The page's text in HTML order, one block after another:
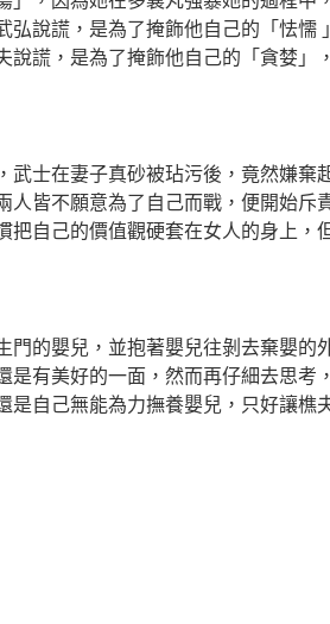
說謊，是為了掩飾他自己的「怯
謊，是為了掩飾他自己的「貪婪
武士在妻子真砂被玷污後，竟然嫌
皆不願意為了自己而戰，便開始
自己的價值觀硬套在女人的身上
的嬰兒，並抱著嬰兒往剝去棄嬰
是有美好的一面，然而再仔細去思
自己無能為力撫養嬰兒，只好讓樵